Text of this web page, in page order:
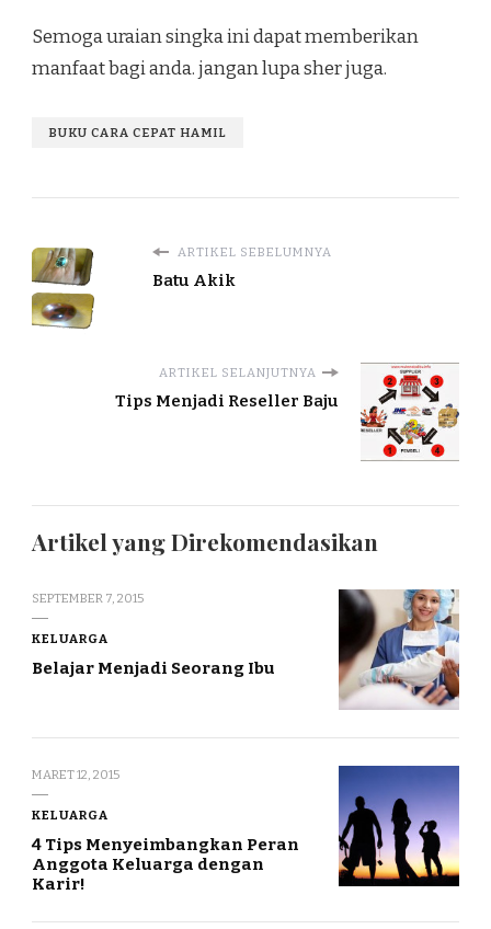
Semoga uraian singka ini dapat memberikan
manfaat bagi anda. jangan lupa sher juga.
BUKU CARA CEPAT HAMIL
ARTIKEL SEBELUMNYA
Batu Akik
ARTIKEL SELANJUTNYA
Tips Menjadi Reseller Baju
Artikel yang Direkomendasikan
SEPTEMBER 7, 2015
KELUARGA
Belajar Menjadi Seorang Ibu
MARET 12, 2015
KELUARGA
4 Tips Menyeimbangkan Peran
Anggota Keluarga dengan
Karir!